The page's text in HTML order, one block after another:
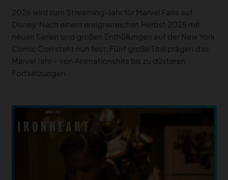
2026 wird zum Streaming-Jahr für Marvel Fans auf
Disney. Nach einem ereignisreichen Herbst 2025 mit
neuen Serien und großen Enthüllungen auf der New York
Comic Con steht nun fest: Fünf große Titel prägen das
Marvel Jahr – von Animationshits bis zu düsteren
Fortsetzungen.